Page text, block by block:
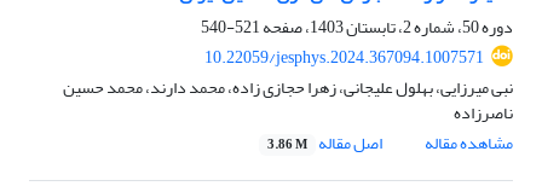
دوره 50، شماره 2، تابستان 1403، صفحه
521-540
10.22059/jesphys.2024.367094.1007571
نبی میرزایی، بهلول علیجانی، زهرا حجازی زاده، محمد دارند، محمد حسین
ناصرزاده
مشاهده مقاله
اصل مقاله 3.86 M